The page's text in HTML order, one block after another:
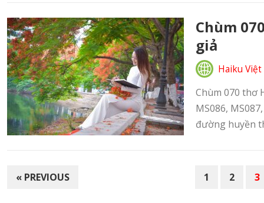
Chùm
giả
Haiku Việt
Chùm 070 thơ
MS086,
đường huyền
PHÂN
« PREVIOUS 1 2 3